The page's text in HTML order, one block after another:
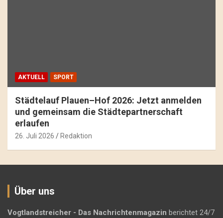
AKTUELL SPORT
Städtelauf Plauen–Hof 2026: Jetzt anmelden
und gemeinsam die Städtepartnerschaft
erlaufen
26. Juli 2026 Redaktion
Über uns
Vogtlandstreicher - Das Nachrichtenmagazin berichtet 24/7